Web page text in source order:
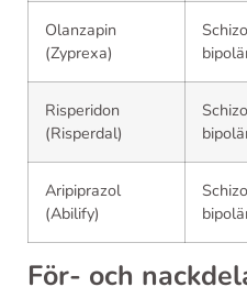
Olanzapin
(Zyprexa)
Risperidon
(Risperdal)
Aripiprazol
(Abilify)
För- och